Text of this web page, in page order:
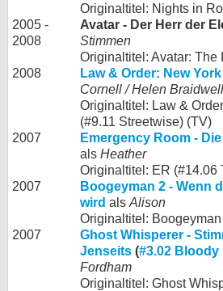
Originaltitel: Nights in
2005 -
2008
Avatar - Der Herr der
Stimmen
Originaltitel: Avatar: The
2008
Law & Order: New York
Cornell / Helen Braidwell
Originaltitel: Law &
(#9.11 Streetwise) (TV)
2007
Emergency Room -
als Heather
Originaltitel: ER (#14.06
2007
Boogeyman 2 - Wenn
wird als Alison
Originaltitel: Boogeyman
2007
Ghost Whisperer -
Jenseits (#3.02 Bloody
Fordham
Originaltitel: Ghost